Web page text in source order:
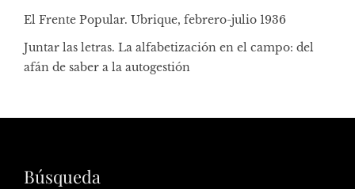
El Frente Popular. Ubrique, febrero-julio 1936
Juntar las letras. La alfabetización en el campo: del
afán de saber a la autogestión
Búsqueda